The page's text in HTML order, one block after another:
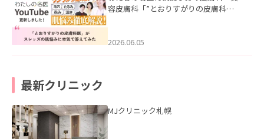
容皮膚科「”とおりすがりの皮膚科
2026.06.05
最新クリニック
MJクリニック札幌